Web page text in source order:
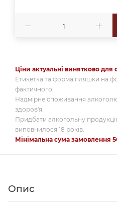
Ціни актуальні винятково для
Етикетка та форма пляшки на
фактичного.
Надмірне споживання
здоров'я.
Придбати алкогольну
виповнилося 18 років.
Мінімальна сума замовлення
Опис